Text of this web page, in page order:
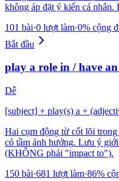
không áp đặt ý kiến cá
101 bài·0 lượt làm·0% cộng
Bắt đầu
play a role in / have
Dễ
[subject] + play(s) a +
Hai cụm động từ cốt lõi
có tầm ảnh hưởng. Lưu ý
(KHÔNG phải "impact to").
150 bài·681 lượt làm·86%